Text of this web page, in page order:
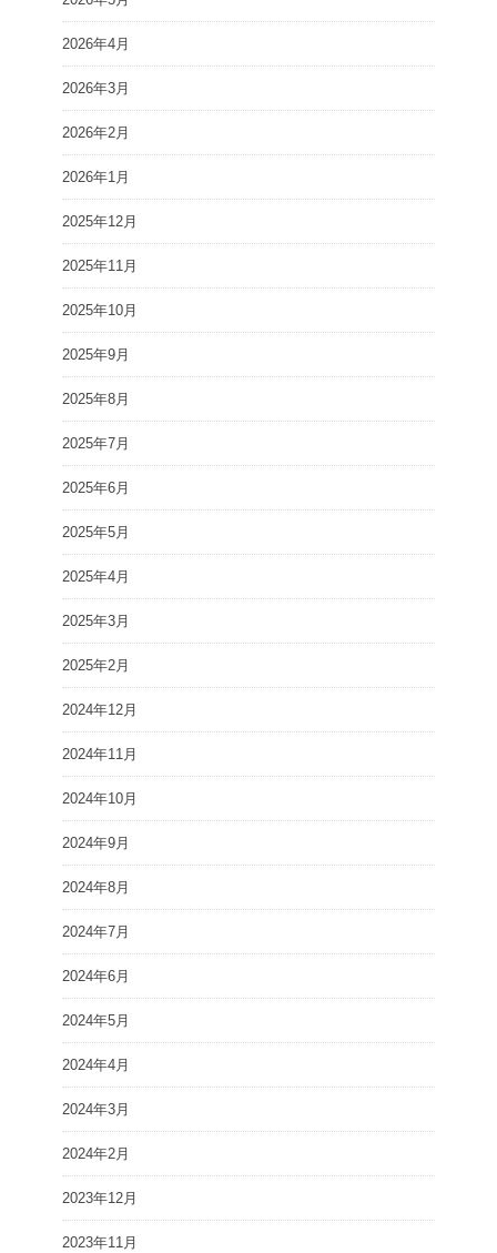
2026年4月
2026年3月
2026年2月
2026年1月
2025年12月
2025年11月
2025年10月
2025年9月
2025年8月
2025年7月
2025年6月
2025年5月
2025年4月
2025年3月
2025年2月
2024年12月
2024年11月
2024年10月
2024年9月
2024年8月
2024年7月
2024年6月
2024年5月
2024年4月
2024年3月
2024年2月
2023年12月
2023年11月